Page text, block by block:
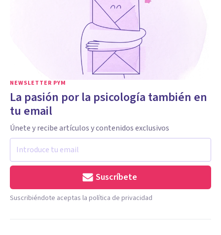
NEWSLETTER PYM
La pasión por la psicología también en
tu email
Únete y recibe artículos y contenidos exclusivos
Suscríbete
Suscribiéndote aceptas la política de privacidad